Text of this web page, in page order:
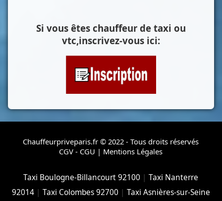
Si vous êtes chauffeur de taxi ou
vtc,inscrivez-vous ici:
Chauffeurpriveparis.fr © 2022 - Tous droits réservés
CGV - CGU | Mentions Légales
Taxi Boulogne-Billancourt 92100 |Taxi Nanterre
92014| Taxi Colombes 92700 | Taxi Asnières-sur-Seine